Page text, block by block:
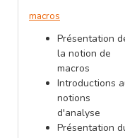
macros
Présentation
la notion de
macros
Introductions
notions
d'analyse
Présentation